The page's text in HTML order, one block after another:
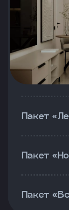
Пакет
Пакет
Пакет